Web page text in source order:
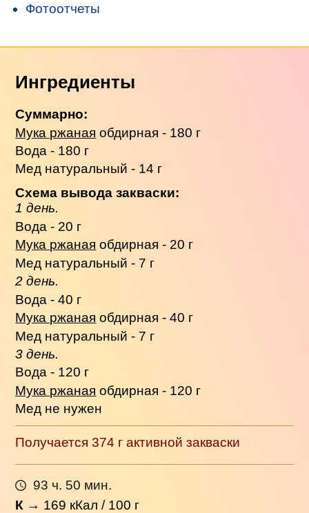
Фотоотчеты
Ингредиенты
Суммарно:
Мука ржаная обдирная - 180 г
Вода - 180 г
Мед натуральный - 14 г
Схема вывода закваски:
1 день.
Вода - 20 г
Мука ржаная обдирная - 20 г
Мед натуральный - 7 г
2 день.
Вода - 40 г
Мука ржаная обдирная - 40 г
Мед натуральный - 7 г
3 день.
Вода - 120 г
Мука ржаная обдирная - 120 г
Мед не нужен
Получается 374 г активной закваски
93 ч. 50 мин.
К → 169 кКал / 100 г